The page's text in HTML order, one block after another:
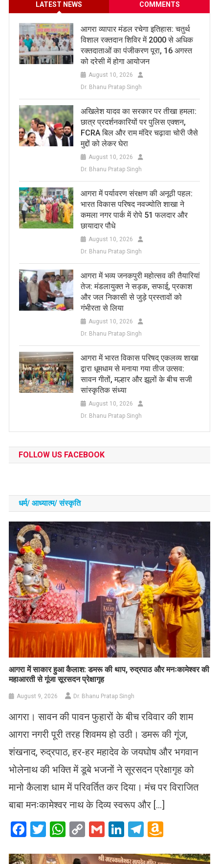
LATEST NEWS COMMENTS
आगरा व्यापार मंडल रचेगा इतिहास: चतुर्थ
विशाल रक्तदान शिविर में 2000 से अधिक
रक्तदाताओं का पंजीकरण पूरा, 16 अगस्त
को दरेसी में होगा आयोजन
August 10, 2026
Dr. Bhanu Pratap Singh
अखिलेश यादव का सरकार पर तीखा हमला:
छात्र प्रदर्शनकारियों पर पुलिस एक्शन,
FCRA बिल और राम मंदिर चढ़ावा चोरी जैसे
मुद्दों को लेकर घेरा
August 10, 2026
Dr. Bhanu Pratap Singh
आगरा में पर्यावरण संरक्षण की अनूठी पहल:
भारत विकास परिषद नवज्योति शाखा ने
कमला नगर पार्क में रोपे 51 फलदार और
छायादार पौधे
August 10, 2026
Dr. Bhanu Pratap Singh
आगरा में भव्य जनकपुरी महोत्सव की तैयारियां
तेज: मंडलायुक्त ने सड़क, सफाई, प्रकाश
और जल निकासी से जुड़े प्रस्तावों को
गंभीरता से लिया
August 10, 2026
Dr. Bhanu Pratap Singh
आगरा में भारत विकास परिषद् एकलव्य शाखा
द्वारा धूमधाम से मनाया गया तीज उत्सव:
सावन गीतों, मल्हार और झूलों के बीच सजी
सांस्कृतिक संध्या
August 10, 2026
Dr. Bhanu Pratap Singh
FOLLOW US FACEBOOK
धर्म/ आध्‍यात्‍म/ संस्‍कृति
आगरा में साकार हुआ कैलाश: डमरू की थाप, रुद्रपाठ और मनःकामेश्वर की
महाआरती से गूंजा सूरसदन प्रेक्षागृह
August 9, 2026 Dr. Bhanu Pratap Singh
आगरा। सावन की पावन फुहारों के बीच रविवार की शाम
आगरा नगरी पूरी तरह शिवमय हो उठी। डमरू की गूंज,
शंखनाद, रुद्रपाठ, हर-हर महादेव के जयघोष और भगवान
भोलेनाथ की भक्ति में डूबे भजनों ने सूरसदन प्रेक्षागृह को
मानो कैलाश धाम में परिवर्तित कर दिया। मंच पर विराजित
बाबा मनःकामेश्वर नाथ के दिव्य स्वरूप और […]
Facebook
Twitter
WhatsApp
CopyGmailLinkedIn
Telegram